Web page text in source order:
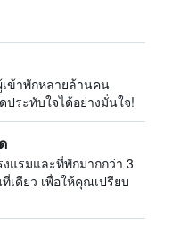
ข้าพักหลายล้านคน
ระทับใจได้อย่างมั่นใจ!
แรมและที่พักมากกว่า 3
เดียว เพื่อให้คุณเปรียบ